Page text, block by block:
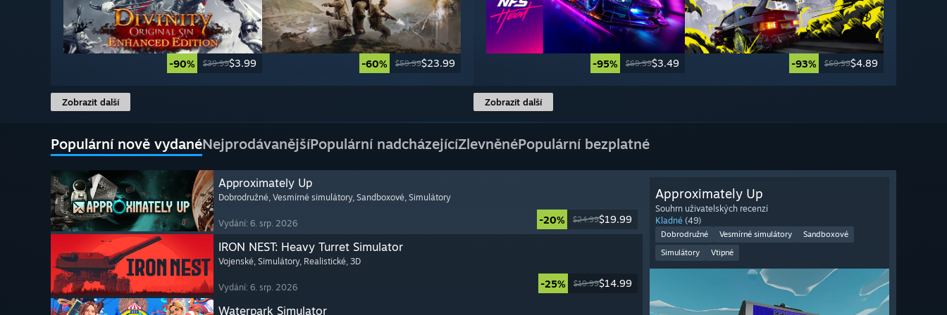
-90% $39.99$3.99 -60% $59.99$23.99
Zobrazit další
-95% $69.99$3.49 -93% $69.99$4.89
Zobrazit další
Populární nově vydanéNejprodávanějšíPopulární nadcházejícíZlevněnéPopulární bezplatné
Approximately Up
Dobrodružné, Vesmírné simulátory, Sandboxové, Simulátory
Vydání: 6. srp. 2026 -20% $24.99$19.99
IRON NEST: Heavy Turret Simulator
Vojenské, Simulátory, Realistické, 3D
Vydání: 6. srp. 2026 -25% $19.99$14.99
Waterpark Simulator
Approximately Up
Souhrn uživatelských recenzí
Kladné (49)
Dobrodružné Vesmírné simulátory
Sandboxové
Simulátory
Vtipné